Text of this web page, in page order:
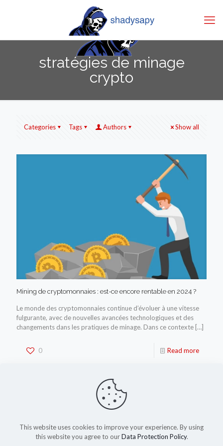
stratégies de minage
crypto
Categories Tags Authors Show all
Mining de cryptomonnaies : est-ce encore rentable en 2024 ?
Le monde des cryptomonnaies continue d’évoluer à une vitesse
fulgurante, avec de nouvelles avancées technologiques et des
changements dans les pratiques de minage. Dans ce contexte […]
0 Read more
This website uses cookies to improve your experience. By using
this website you agree to ourData Protection Policy.